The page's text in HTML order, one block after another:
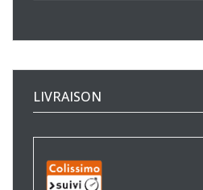
LIVRAISON